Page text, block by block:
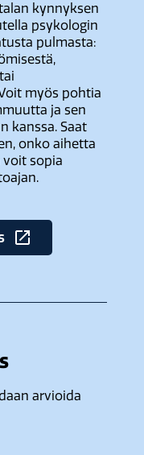
kynnyksen
psykologin
pulmasta:
myös pohtia
ja sen
kanssa. Saat
onko aihetta
voit sopia
arvioida